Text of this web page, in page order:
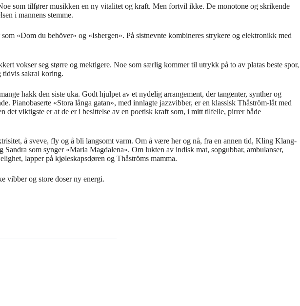
som tilfører musikken en ny vitalitet og kraft. Men fortvil ikke. De monotone og skrikende
i mannens stemme.
«Dom du behöver» og «Isbergen». På sistnevnte kombineres strykere og elektronikk med
vokser seg større og mektigere. Noe som særlig kommer til utrykk på to av platas beste spor,
tidvis sakral koring.
hakk den siste uka. Godt hjulpet av et nydelig arrangement, der tangenter, synther og
«Stora långa gatan», med innlagte jazzvibber, er en klassisk Thåström-låt med
det viktigste er at de er i besittelse av en poetisk kraft som, i mitt tilfelle, pirrer både
å sveve, fly og å bli langsomt varm. Om å være her og nå, fra en annen tid, Kling Klang-
som synger «Maria Magdalena». Om lukten av indisk mat, sopgubbar, ambulanser,
lapper på kjøleskapsdøren og Thåströms mamma.
vibber og store doser ny energi.